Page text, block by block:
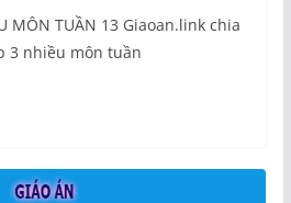
MÔN TUẦN 13 Giaoan.link chia
3 nhiều môn tuần